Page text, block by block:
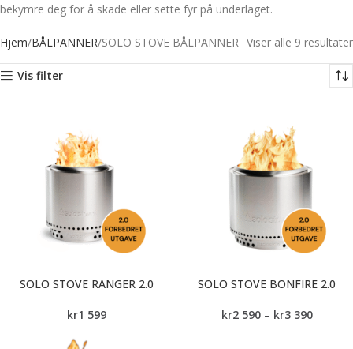
bekymre deg for å skade eller sette fyr på underlaget.
Hjem BÅLPANNER SOLO STOVE BÅLPANNER Viser alle 9 resultater
Vis filter
SOLO STOVE RANGER 2.0
kr1 599
SOLO STOVE BONFIRE 2.0
kr2 590 – kr3 390